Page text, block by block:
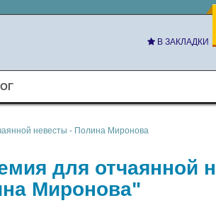
В ЗАКЛАДКИ
невесты - Полина Миронова
для отчаянной
Миронова"